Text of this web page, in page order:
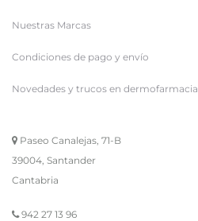
Nuestras Marcas
Condiciones de pago y envío
Novedades y trucos en dermofarmacia
Paseo Canalejas, 71-B
39004, Santander
Cantabria
942 27 13 96